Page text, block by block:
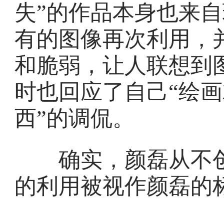
失”的作品本身也来
有的图像再次利用，
和脆弱，让人联想到
时也回应了自己“绘
西”的调侃。
确实，颜磊从不
的利用被视作颜磊的